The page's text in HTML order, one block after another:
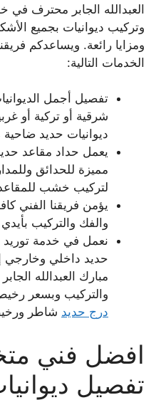
العبدالله الجابر محترف في
وتركيب ديوانيات بجميع
ومزايا رائعة. ويساعدكم
الخدمات التالية:
تفصيل أجمل
شرقية أو تركية أو
ديوانيات حديد ضاحية
يعمل حداد مقاعد
مميزة للحدائق
لتركيب خشب
يؤمن فريقنا الفني
والفك والتركيب
نعمل في خدمة توريد
حديد داخلي وخارجي
مبارك العبدالله
والتركيب وبسعر
درج حديد شاطر
افضل فني
تفصيل